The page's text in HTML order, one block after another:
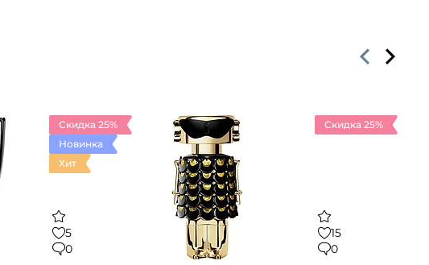
Скидка 25%
Новинка
Хит
5
0
Скидка 25%
15
0